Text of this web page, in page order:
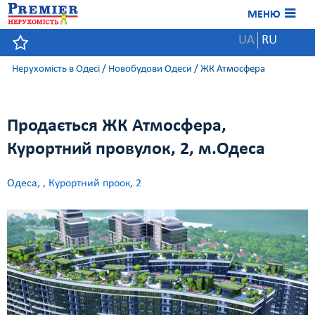
МЕНЮ
UA RU
Нерухомість в Одесі / Новобудови Одеси / ЖК Атмосфера
Продається ЖК Атмосфера,
Курортний провулок, 2, м.Одеса
Одеса, , Курортний проок, 2